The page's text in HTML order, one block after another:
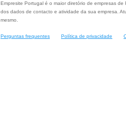
Empresite Portugal é o maior diretório de empresas
dos dados de contacto e atividade da sua empresa.
mesmo.
Perguntas frequentes Política de privacidade